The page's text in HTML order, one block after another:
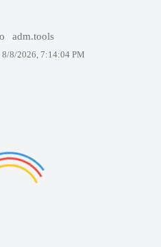
adm.tools
8/8/2026, 7:14:04 PM